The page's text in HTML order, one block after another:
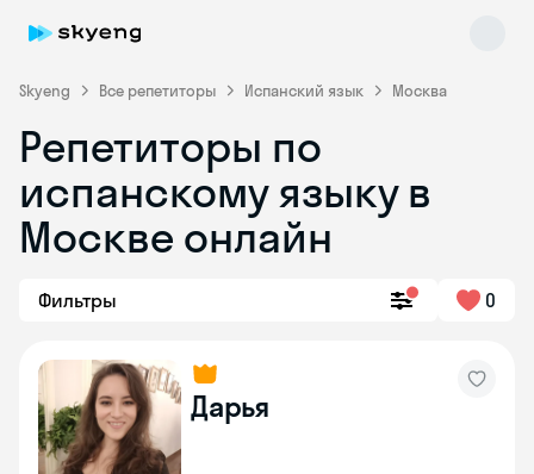
Skyeng Все репетиторы Испанский язык Москва
Репетиторы по
испанскому языку в
Москве онлайн
Фильтры 0
Дарья
Skyeng Chat